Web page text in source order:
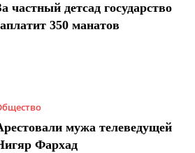
частный детсад государство
350 манатов
мужа телеведущей
Фархад